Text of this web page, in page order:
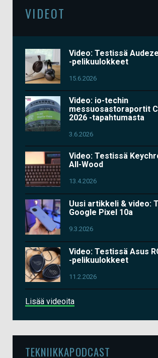
VIDEOT
Video: Testissä
-pelikuulokkeet
15.6.2026
Video: io-techin
messuosastoraportit
2026 -tapahtumasta
3.6.2026
Video: Testissä
All-Wood
13.4.2026
Uusi artikkeli & video:
Google Pixel 10a
9.3.2026
Video: Testissä Asus
-pelikuulokkeet
11.2.2026
Lisää videoita
TEKNIIKKAPODCAST